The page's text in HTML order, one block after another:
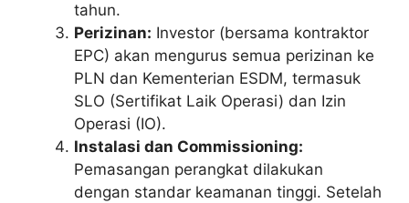
tahun.
Perizinan: Investor (bersama kontraktor
EPC) akan mengurus semua perizinan ke
PLN dan Kementerian ESDM, termasuk
SLO (Sertifikat Laik Operasi) dan Izin
Operasi (IO).
Instalasi dan Commissioning:
Pemasangan perangkat dilakukan
dengan standar keamanan tinggi. Setelah